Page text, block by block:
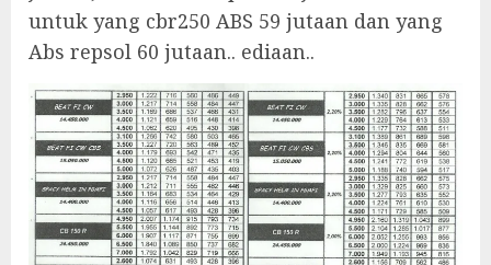
untuk yang cbr250 ABS 59 jutaan dan yang
Abs repsol 60 jutaan.. ediaan..